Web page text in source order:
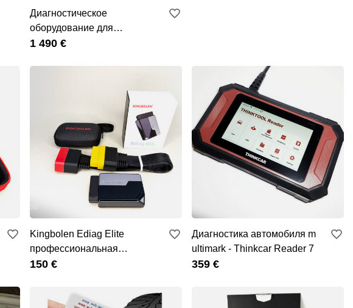
Диагностическое
оборудование для
автомобилей Thinkcar Master
1 490 €
Kingbolen Ediag Elite
профессиональная
диагностика
150 €
Диагностика автомобиля m
ultimark - Thinkcar Reader 7
359 €